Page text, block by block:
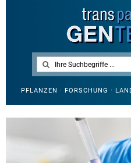
PFLANZEN · FORSCHUNG ·